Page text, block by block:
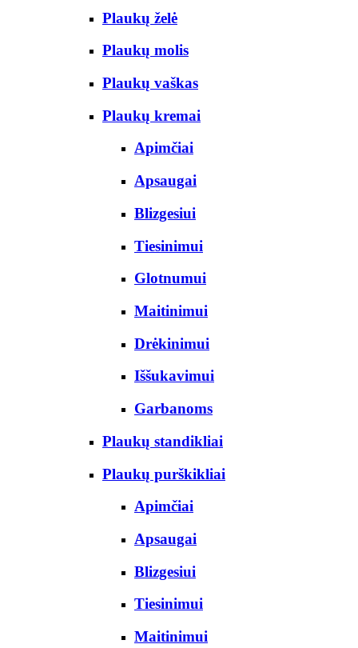
Plaukų želė
Plaukų molis
Plaukų vaškas
Plaukų kremai
Apimčiai
Apsaugai
Blizgesiui
Tiesinimui
Glotnumui
Maitinimui
Drėkinimui
Iššukavimui
Garbanoms
Plaukų standikliai
Plaukų purškikliai
Apimčiai
Apsaugai
Blizgesiui
Tiesinimui
Maitinimui